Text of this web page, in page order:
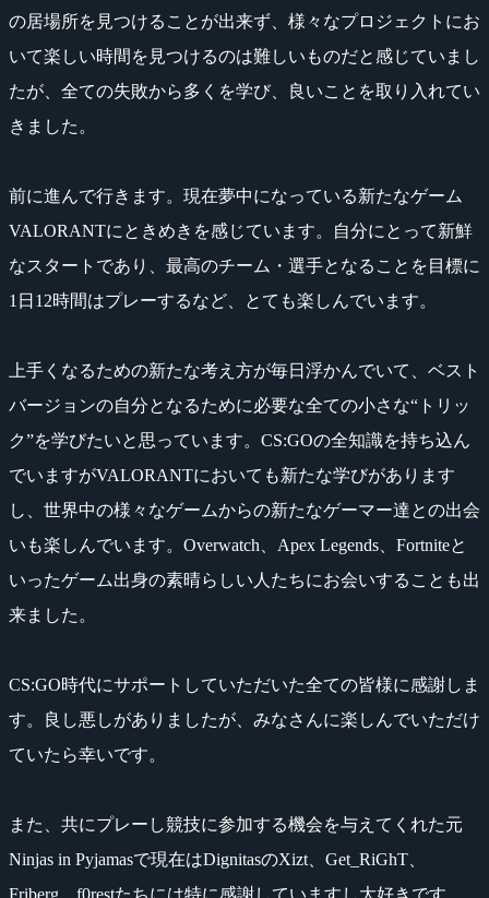
の居場所を見つけることが出来ず、様々なプロジェクトにお
いて楽しい時間を見つけるのは難しいものだと感じていまし
たが、全ての失敗から多くを学び、良いことを取り入れてい
きました。
前に進んで行きます。現在夢中になっている新たなゲーム
VALORANTにときめきを感じています。自分にとって新鮮
なスタートであり、最高のチーム・選手となることを目標に
1日12時間はプレーするなど、とても楽しんでいます。
上手くなるための新たな考え方が毎日浮かんでいて、ベスト
バージョンの自分となるために必要な全ての小さな“トリッ
ク”を学びたいと思っています。CS:GOの全知識を持ち込ん
でいますがVALORANTにおいても新たな学びがあります
し、世界中の様々なゲームからの新たなゲーマー達との出会
いも楽しんでいます。Overwatch、Apex Legends、Fortniteと
いったゲーム出身の素晴らしい人たちにお会いすることも出
来ました。
CS:GO時代にサポートしていただいた全ての皆様に感謝しま
す。良し悪しがありましたが、みなさんに楽しんでいただけ
ていたら幸いです。
また、共にプレーし競技に参加する機会を与えてくれた元
Ninjas in Pyjamasで現在はDignitasのXizt、Get_RiGhT、
Friberg、f0restたちには特に感謝していますし大好きです。